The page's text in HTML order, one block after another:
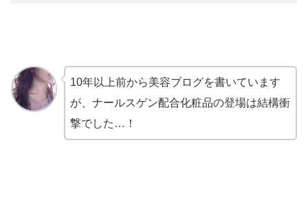
10年以上前から美容ブログを書いています
が、ナールスゲン配合化粧品の登場は結構衝
撃でした…！